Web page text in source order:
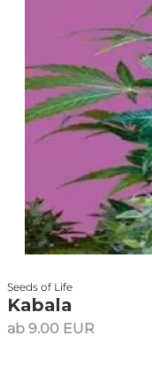
Seeds of Life
Kabala
ab 9.00 EUR